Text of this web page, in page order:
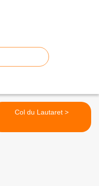
Col du Lautaret >